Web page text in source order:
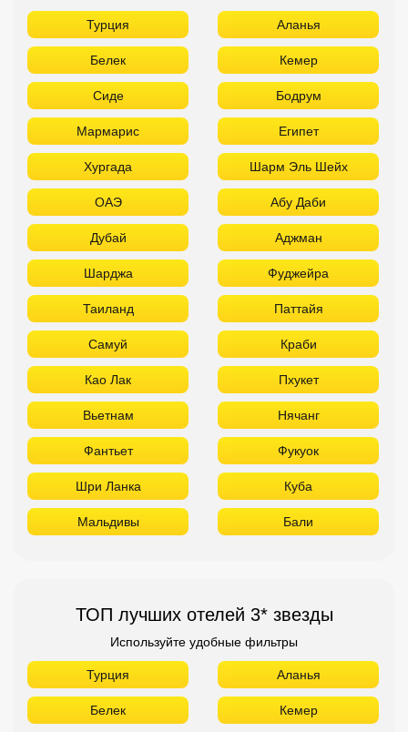
Турция Аланья
Белек Кемер
Сиде Бодрум
Мармарис Египет
Хургада Шарм Эль Шейх
ОАЭ Абу Даби
Дубай Аджман
Шарджа Фуджейра
Таиланд Паттайя
Самуй Краби
Као Лак Пхукет
Вьетнам Нячанг
Фантьет Фукуок
Шри Ланка Куба
Мальдивы Бали
ТОП лучших отелей 3* звезды
Используйте удобные фильтры
Турция Аланья
Белек Кемер